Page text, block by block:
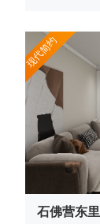
现代简约
石佛营东里